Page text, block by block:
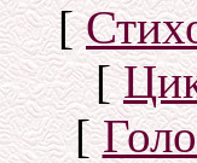
[
[
[